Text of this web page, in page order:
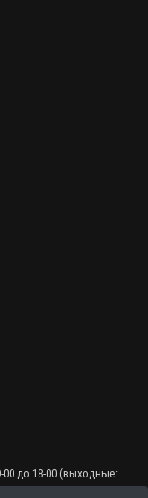
00 до 18-00 (выходные:
на сайте -